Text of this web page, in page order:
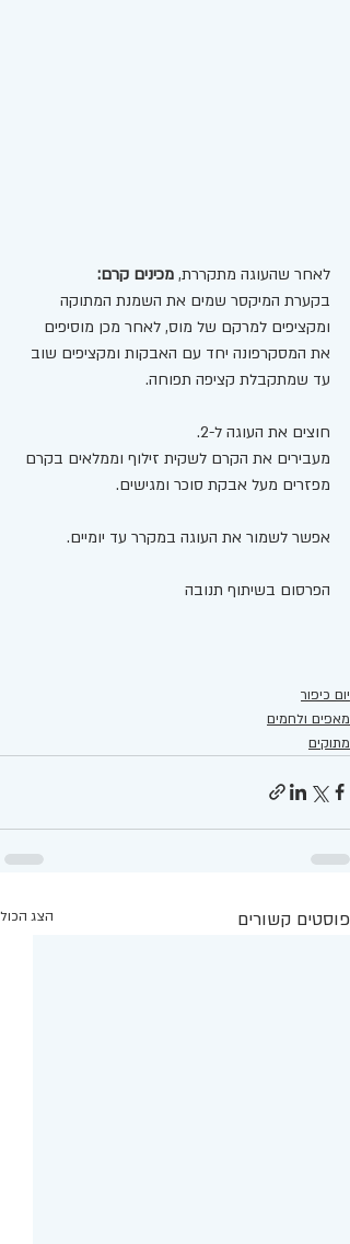
לאחר שהעוגה מתקררת, מכינים קרם:
בקערת המיקסר שמים את השמנת המתוקה
ומקציפים למרקם של מוס, לאחר מכן מוסיפים
את המסקרפונה יחד עם האבקות ומקציפים שוב
עד שמתקבלת קציפה תפוחה.
חוצים את העוגה ל-2.
מעבירים את הקרם לשקית זילוף וממלאים בקרם
מפזרים מעל אבקת סוכר ומגישים.
אפשר לשמור את העוגה במקרר עד יומיים.
הפרסום בשיתוף תנובה
יום כיפור
מאפים ולחמים
מתוקים
פוסטים קשורים הצג הכול